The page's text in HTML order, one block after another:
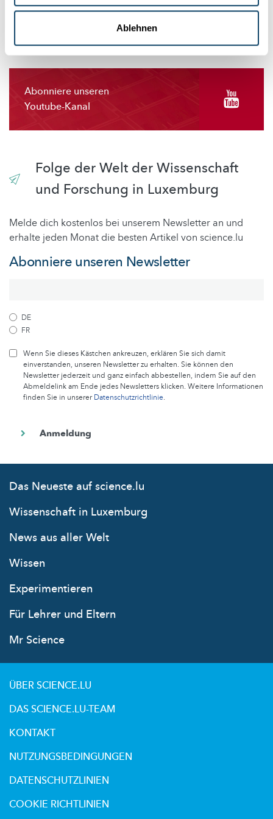
Ablehnen
Abonniere unseren
Youtube-Kanal
Folge der Welt der Wissenschaft
und Forschung in Luxemburg
Melde dich kostenlos bei unserem Newsletter an und
erhalte jeden Monat die besten Artikel von science.lu
Abonniere unseren Newsletter
DE
FR
Wenn Sie dieses Kästchen ankreuzen, erklären Sie sich damit
einverstanden, unseren Newsletter zu erhalten. Sie können den
Newsletter jederzeit und ganz einfach abbestellen, indem Sie auf den
Abmeldelink am Ende jedes Newsletters klicken. Weitere Informationen
finden Sie in unsererDatenschutzrichtlinie.
Das Neueste auf science.lu
Wissenschaft in Luxemburg
News aus aller Welt
Wissen
Experimentieren
Für Lehrer und Eltern
Mr Science
ÜBER SCIENCE.LU
DAS SCIENCE.LU-TEAM
KONTAKT
NUTZUNGSBEDINGUNGEN
DATENSCHUTZLINIEN
COOKIE RICHTLINIEN